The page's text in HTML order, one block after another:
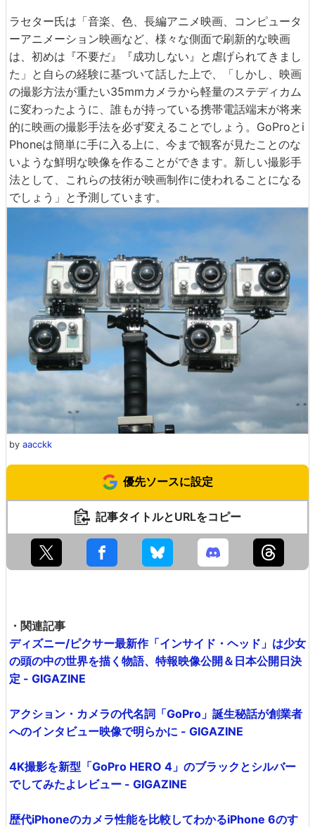
ラセター氏は「音楽、色、長編アニメ映画、コンピュータ
ーアニメーション映画など、様々な側面で刷新的な映画
は、初めは『不要だ』『成功しない』と虐げられてきまし
た」と自らの経験に基づいて話した上で、「しかし、映画
の撮影方法が重たい35mmカメラから軽量のステディカム
に変わったように、誰もが持っている携帯電話端末が将来
的に映画の撮影手法を必ず変えることでしょう。GoProとi
Phoneは簡単に手に入る上に、今まで観客が見たことのな
いような鮮明な映像を作ることができます。新しい撮影手
法として、これらの技術が映画制作に使われることになる
でしょう」と予測しています。
by aacckk
優先ソースに設定
記事タイトルとURLをコピー
・関連記事
ディズニー/ピクサー最新作「インサイド・ヘッド」は少女
の頭の中の世界を描く物語、特報映像公開＆日本公開日決
定 - GIGAZINE
アクション・カメラの代名詞「GoPro」誕生秘話が創業者
へのインタビュー映像で明らかに - GIGAZINE
4K撮影を新型「GoPro HERO 4」のブラックとシルバー
でしてみたよレビュー - GIGAZINE
歴代iPhoneのカメラ性能を比較してわかるiPhone 6のす